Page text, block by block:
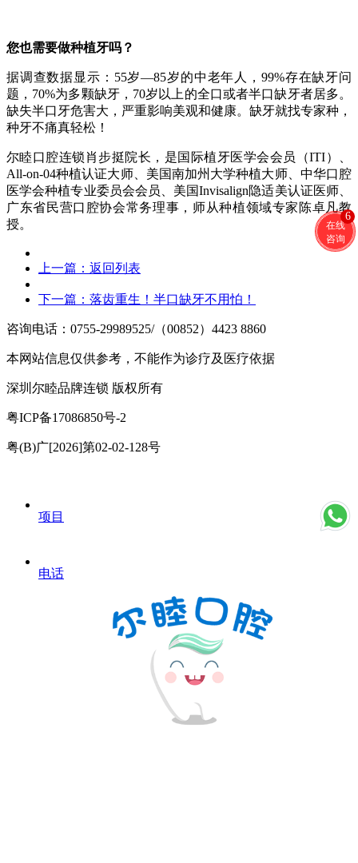
在线
咨询
6
您也需要做种植牙吗？
据调查数据显示：55岁—85岁的中老年人，99%存在缺牙问
题，70%为多颗缺牙，70岁以上的全口或者半口缺牙者居多。
缺失半口牙危害大，严重影响美观和健康。 缺牙就找专家种，
种牙不痛真轻松！
尔睦口腔连锁肖步挺院长，是国际植牙医学会会员（ITI）、
All-on-04种植认证大师、 美国南加州大学种植大师、 中华口腔
医学会种植专业委员会会员、 美国Invisalign隐适美认证医师、
广东省民营口腔协会常务理事， 师从种植领域专家陈卓凡教
授。
上一篇： 返回列表
下一篇： 落齿重生！半口缺牙不用怕！
咨询电话：0755-29989525/（00852）4423 8860
本网站信息仅供参考，不能作为诊疗及医疗依据
深圳尔睦品牌连锁 版权所有
粤ICP备17086850号-2
粤(B)广[2026]第02-02-128号
项目
电话